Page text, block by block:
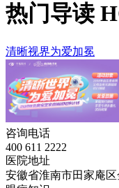
热门导读
清晰视界为爱加冕
咨询电话
400 611 2222
医院地址
安徽省淮南市田家庵